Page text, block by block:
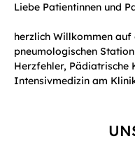
Liebe Patientinnen und
herzlich Willkommen
pneumologischen
Herzfehler, Pädiatrische
Intensivmedizin am